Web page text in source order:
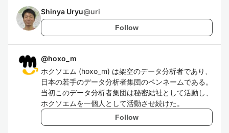
Shinya Uryu@uri
Follow
@hoxo_m
ホクソエム (hoxo_m) は架空のデータ分析者であり、
日本の若手のデータ分析者集団のペンネームである。
当初このデータ分析者集団は秘密結社として活動し、
ホクソエムを一個人として活動させ続けた。
Follow